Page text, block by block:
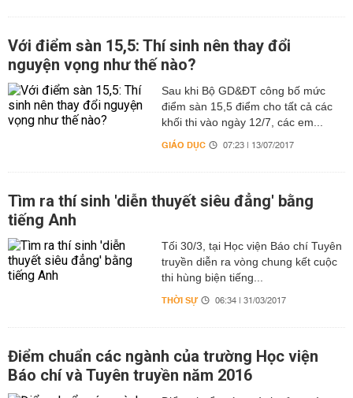
Với điểm sàn 15,5: Thí sinh nên thay đổi
nguyện vọng như thế nào?
Sau khi Bộ GD&ĐT công bố mức
điểm sàn 15,5 điểm cho tất cả các
khối thi vào ngày 12/7, các em...
GIÁO DỤC 07:23 | 13/07/2017
Tìm ra thí sinh 'diễn thuyết siêu đẳng' bằng
tiếng Anh
Tối 30/3, tại Học viện Báo chí Tuyên
truyền diễn ra vòng chung kết cuộc
thi hùng biện tiếng...
THỜI SỰ 06:34 | 31/03/2017
Điểm chuẩn các ngành của trường Học viện
Báo chí và Tuyên truyền năm 2016